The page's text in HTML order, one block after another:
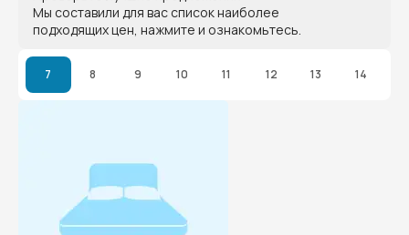
Мы составили для вас список наиболее
подходящих цен, нажмите и ознакомьтесь.
7 8 9 10 11 12 13 14